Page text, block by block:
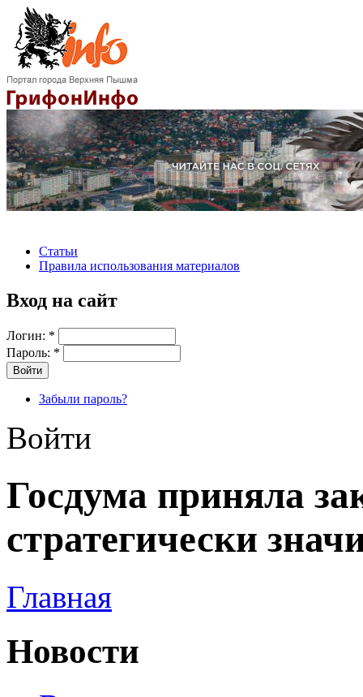
Статьи
Правила использования материалов
Вход на сайт
Логин: *
Пароль: *
Забыли пароль?
Войти
Госдума приняла
стратегически
Главная
Новости